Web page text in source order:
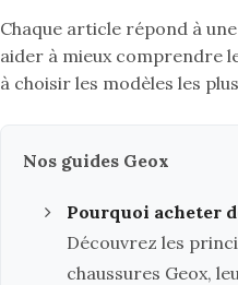
Chaque article répond à
aider à mieux comprendre
à choisir les modèles les
Nos guides Geox
Pourquoi acheter
Découvrez les
chaussures Geox,